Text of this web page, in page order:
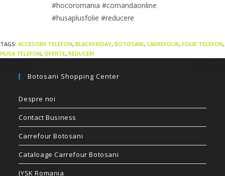
#hocoromania #comandaonline
#husaplusfolie #reducere
TAGS: ACCESORII TELEFON, BLACKFRIDAY, BOTOSANI, CARREFOUR, FOLIE TELEFON,
HUSA TELEFON, OFERTE, REDUCERI
Botosani Shopping Center
Despre noi
Contact Business
Carrefour Botosani
Cataloage Carrefour Botosani
JYSK Romania